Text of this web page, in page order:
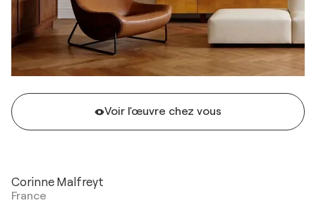
Voir l'œuvre chez vous
Corinne Malfreyt
France